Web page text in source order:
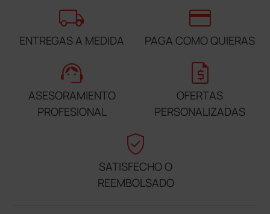
local_shipping
ENTREGAS A MEDIDA
credit_card
PAGA COMO QUIERAS
support_agent
ASESORAMIENTO
PROFESIONAL
request_quote
OFERTAS
PERSONALIZADAS
verified_user
SATISFECHO O
REEMBOLSADO